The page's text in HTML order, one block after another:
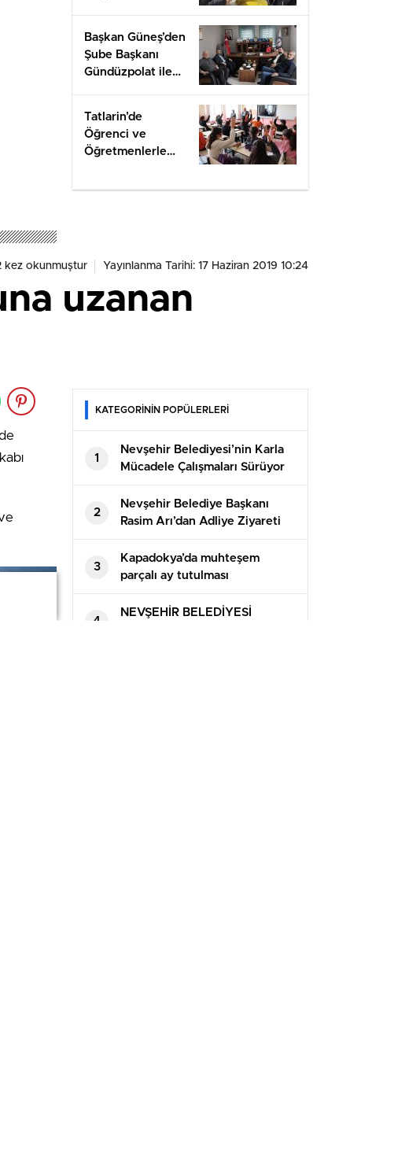
Başkan Güneş’den
Şube Başkanı
Gündüzpolat ile
Tatlarin’de
Öğrenci ve
Öğretmenlerle
kez okunmuştur Yayınlanma Tarihi: 17 Haziran 2019 10:24
uzanan
KATEGORİNİN POPÜLERLERİ
1
Nevşehir Belediyesi’nin Karla
Mücadele Çalışmaları Sürüyor
2
Nevşehir Belediye Başkanı
Rasim Arı’dan Adliye Ziyareti
3
Kapadokya’da muhteşem
parçalı ay tutulması
4
NEVŞEHİR BELEDİYESİ